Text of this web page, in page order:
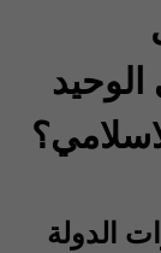
الدولة